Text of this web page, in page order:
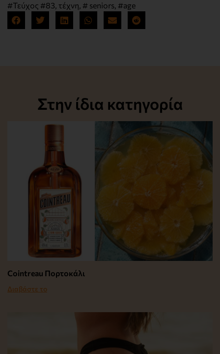
#Τεύχος #83, τέχνη, # seniors, #age
Στην ίδια κατηγορία
Cointreau Πορτοκάλι
Διαβάστε το